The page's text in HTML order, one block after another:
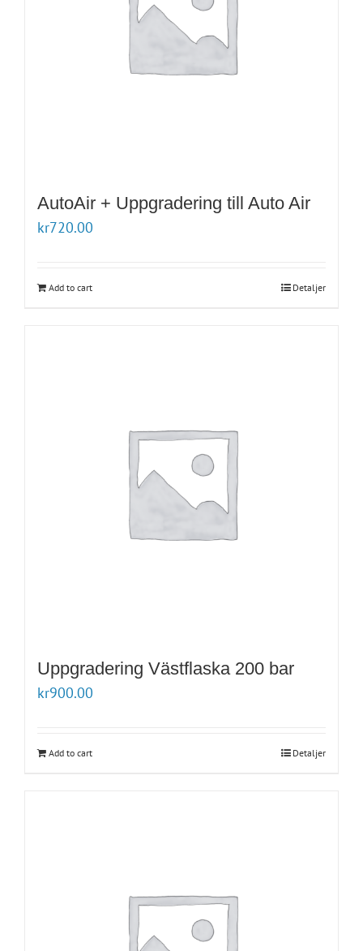
AutoAir + Uppgradering till Auto Air
kr720.00
Add to cart Detaljer
Uppgradering Västflaska 200 bar
kr900.00
Add to cart Detaljer